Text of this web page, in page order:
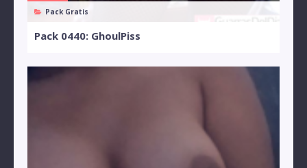
Pack Gratis
Pack 0440: GhoulPiss